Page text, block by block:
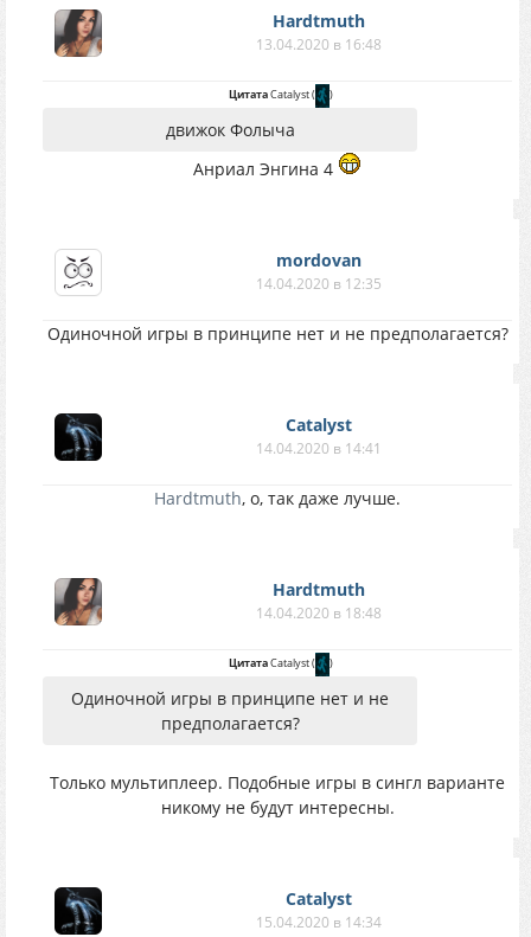
Hardtmuth
13.04.2020 в 16:48
ЦитатаCatalyst( )
движок Фолыча
Анриал Энгина 4
mordovan
14.04.2020 в 12:35
Одиночной игры в принципе нет и не предполагается?
Catalyst
14.04.2020 в 14:41
Hardtmuth, о, так даже лучше.
Hardtmuth
14.04.2020 в 18:48
ЦитатаCatalyst( )
Одиночной игры в принципе нет и не
предполагается?
Только мультиплеер. Подобные игры в сингл варианте
никому не будут интересны.
Catalyst
15.04.2020 в 14:34